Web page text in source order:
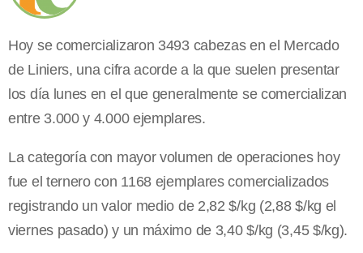
Hoy se comercializaron 3493 cabezas en el Mercado
de Liniers, una cifra acorde a la que suelen presentar
los día lunes en el que generalmente se comercializan
entre 3.000 y 4.000 ejemplares.
La categoría con mayor volumen de operaciones hoy
fue el ternero con 1168 ejemplares comercializados
registrando un valor medio de 2,82 $/kg (2,88 $/kg el
viernes pasado) y un máximo de 3,40 $/kg (3,45 $/kg).